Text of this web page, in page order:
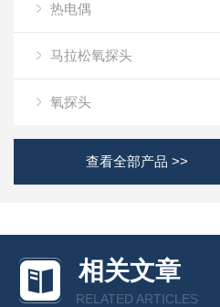
热电偶
马拉松氧探头
氧探头
查看全部产品 >>
相关文章
RELATED ARTICLES